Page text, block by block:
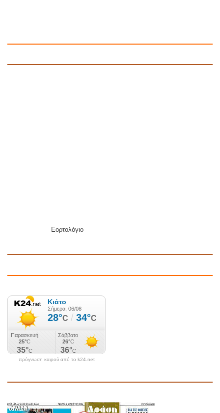
Εορτολόγιο
πρόγνωση καιρού από το k24.net